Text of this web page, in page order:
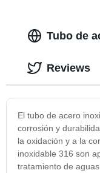
Tubo de
El tubo de acero
corrosión y
la oxidación y a la
inoxidable 316 son
tratamiento de
Reviews